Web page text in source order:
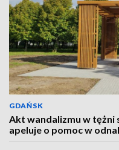
GDAŃSK
Akt wandalizmu w
apeluje o pomoc w